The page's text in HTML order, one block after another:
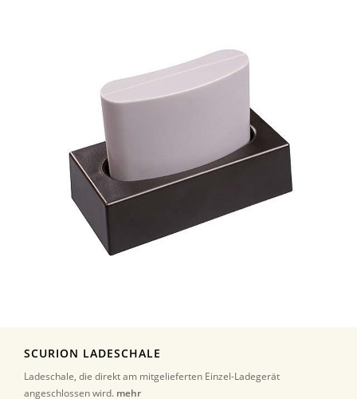
SCURION LADESCHALE
Ladeschale, die direkt am mitgelieferten Einzel-Ladegerät
angeschlossen wird. mehr